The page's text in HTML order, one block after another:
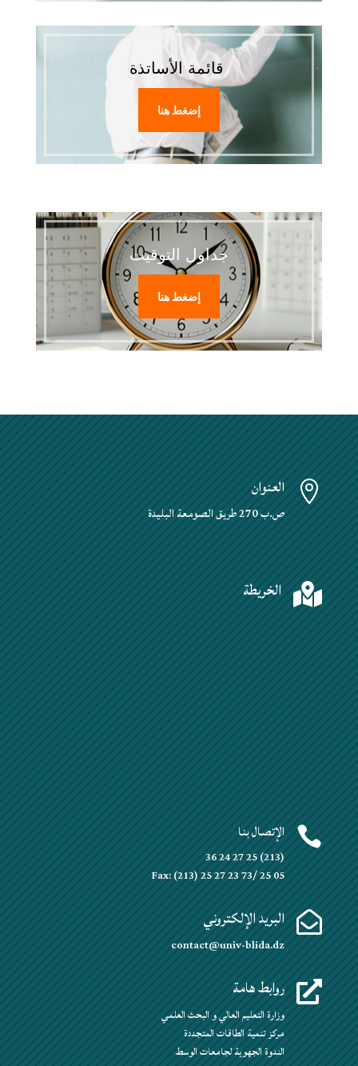
قائمة الأساتذة
إضغط هنا
جداول التوقيت
إضغط هنا
 العنوان
ص.ب 270 طريق الصومعة البليدة
 الخريطة
 الإتصال بنا
(213) 25 27 24 36
Fax: (213) 25 27 23 73/ 25 05
 البريد الإلكتروني
contact@univ-blida.dz
 روابط هامة
وزارة التعليم العالي و البحث العلمي
مركز تنمية الطاقات المتجددة
الندوة الجهوية لجامعات الوسط